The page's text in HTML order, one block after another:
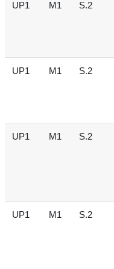
UP1 M1 S.2
UP1 M1 S.2
UP1 M1 S.2
UP1 M1 S.2